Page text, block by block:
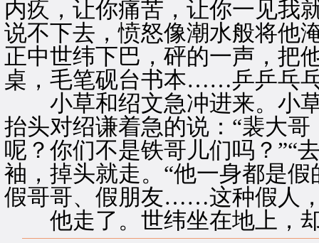
内疚，让你痛苦，让你一见
说不下去，愤怒像潮水般将他
正中世纬下巴，砰的一声，把
桌，毛笔砚台书本……乒乒乓
小草和绍文急冲进来。小草
抬头对绍谦着急的说：“裴大
呢？你们不是铁哥儿们吗？”“
袖，掉头就走。“他一身都是
假哥哥、假朋友……这种假人
他走了。世纬坐在地上，却